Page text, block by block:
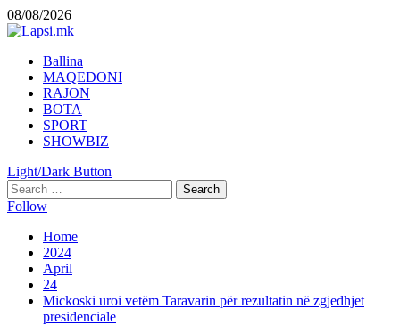
Skip
to
08/08/2026
Primary
Menu
Ballina
MAQEDONI
RAJON
BOTA
SPORT
SHOWBIZ
Light/Dark Button
Search
for:
Follow
Home
2024
April
24
Mickoski uroi vetëm Taravarin për rezultatin në zgjedhjet
presidenciale